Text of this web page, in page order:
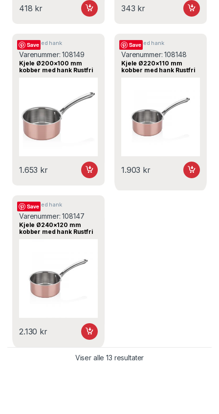
418 kr 343 kr
Save
Kjeler med hank
Varenummer:108149
Kjele Ø200×100 mm
kobber med hank Rustfri
1.653 kr
Save
Kjeler med hank
Varenummer:108148
Kjele Ø220×110 mm
kobber med hank Rustfri
1.903 kr
Save
Kjeler med hank
Varenummer:108147
Kjele Ø240×120 mm
kobber med hank Rustfri
2.130 kr
Viser alle 13 resultater